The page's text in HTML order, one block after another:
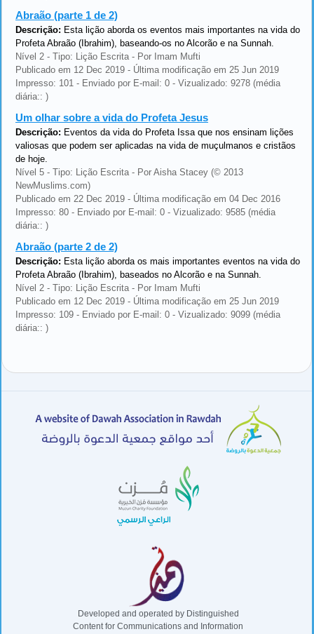
Abraão (parte 1 de 2)
Descrição: Esta lição aborda os eventos mais importantes na vida do
Profeta Abraão (Ibrahim), baseando-os no Alcorão e na Sunnah.
Nível 2 - Tipo: Lição Escrita - Por Imam Mufti
Publicado em 12 Dec 2019 - Última modificação em 25 Jun 2019
Impresso: 101 - Enviado por E-mail: 0 - Vizualizado: 9278 (média
diária:: )
Um olhar sobre a vida do Profeta Jesus
Descrição: Eventos da vida do Profeta Issa que nos ensinam lições
valiosas que podem ser aplicadas na vida de muçulmanos e cristãos
de hoje.
Nível 5 - Tipo: Lição Escrita - Por Aisha Stacey (© 2013
NewMuslims.com)
Publicado em 22 Dec 2019 - Última modificação em 04 Dec 2016
Impresso: 80 - Enviado por E-mail: 0 - Vizualizado: 9585 (média
diária:: )
Abraão (parte 2 de 2)
Descrição: Esta lição aborda os mais importantes eventos na vida do
Profeta Abraão (Ibrahim), baseados no Alcorão e na Sunnah.
Nível 2 - Tipo: Lição Escrita - Por Imam Mufti
Publicado em 12 Dec 2019 - Última modificação em 25 Jun 2019
Impresso: 109 - Enviado por E-mail: 0 - Vizualizado: 9099 (média
diária:: )
Developed and operated by Distinguished
Content for Communications and Information